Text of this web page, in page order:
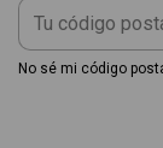
No sé mi código